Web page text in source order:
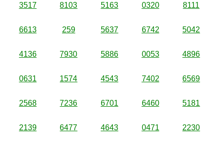
3517 8103 5163 0320 8111
6613 259 5637 6742 5042
4136 7930 5886 0053 4896
0631 1574 4543 7402 6569
2568 7236 6701 6460 5181
2139 6477 4643 0471 2230